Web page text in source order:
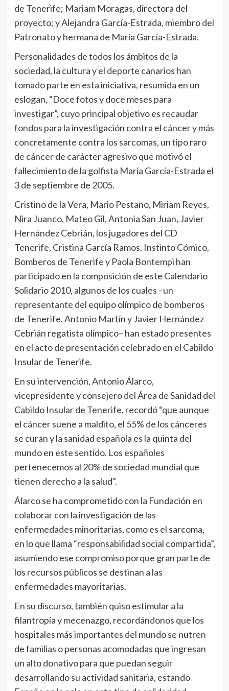
de Tenerife; Mariam Moragas, directora del
proyecto; y Alejandra García-Estrada, miembro del
Patronato y hermana de María García-Estrada.
Personalidades de todos los ámbitos de la
sociedad, la cultura y el deporte canarios han
tomado parte en esta iniciativa, resumida en un
eslogan, “Doce fotos y doce meses para
investigar”, cuyo principal objetivo es recaudar
fondos para la investigación contra el cáncer y más
concretamente contra los sarcomas, un tipo raro
de cáncer de carácter agresivo que motivó el
fallecimiento de la golfista María García-Estrada el
3 de septiembre de 2005.
Cristino de la Vera, Mario Pestano, Miriam Reyes,
Nira Juanco, Mateo Gil, Antonia San Juan, Javier
Hernández Cebrián, los jugadores del CD
Tenerife, Cristina García Ramos, Instinto Cómico,
Bomberos de Tenerife y Paola Bontempi han
participado en la composición de este Calendario
Solidario 2010, algunos de los cuales –un
representante del equipo olímpico de bomberos
de Tenerife, Antonio Martín y Javier Hernández
Cebrián regatista olímpico– han estado presentes
en el acto de presentación celebrado en el Cabildo
Insular de Tenerife.
En su intervención, Antonio Álarco,
vicepresidente y consejero del Área de Sanidad del
Cabildo Insular de Tenerife, recordó “que aunque
el cáncer suene a maldito, el 55% de los cánceres
se curan y la sanidad española es la quinta del
mundo en este sentido. Los españoles
pertenecemos al 20% de sociedad mundial que
tienen derecho a la salud”.
Álarco se ha comprometido con la Fundación en
colaborar con la investigación de las
enfermedades minoritarias, como es el sarcoma,
en lo que llama “responsabilidad social compartida”,
asumiendo ese compromiso porque gran parte de
los recursos públicos se destinan a las
enfermedades mayoritarias.
En su discurso, también quiso estimular a la
filantropía y mecenazgo, recordándonos que los
hospitales más importantes del mundo se nutren
de familias o personas acomodadas que ingresan
un alto donativo para que puedan seguir
desarrollando su actividad sanitaria, estando